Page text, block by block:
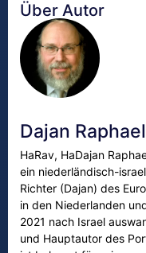
Über Autor
Dajan
HaRav, HaDajan
ein niederländisch-
Richter (Dajan) des
in den Niederlanden
2021 nach Israel
und Hauptautor des